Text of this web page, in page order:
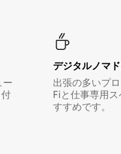
ー
デジタルノマ
出張の多いプ
Fiと仕事専用
すすめです。